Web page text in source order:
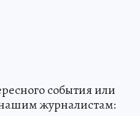
события или
журналистам: